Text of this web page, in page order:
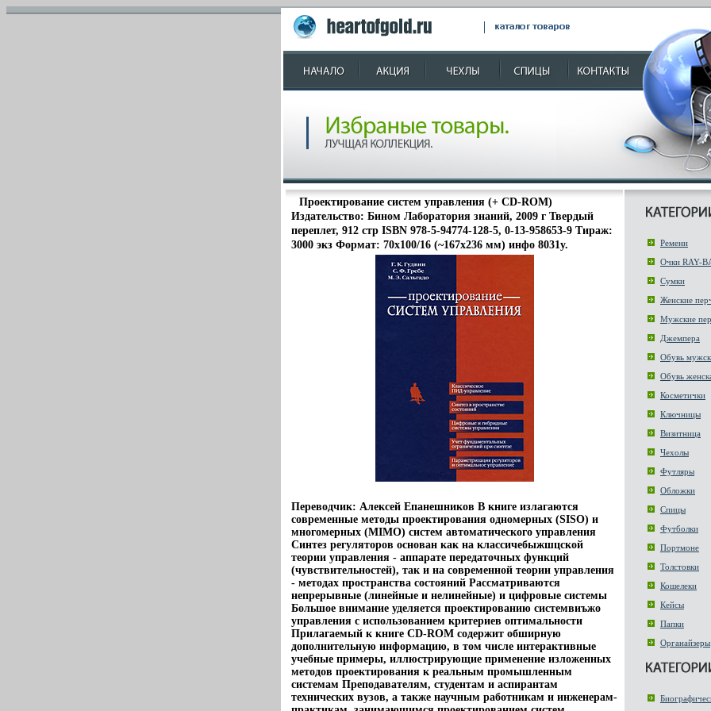
Проектирование систем управления (+ CD-ROM)
Издательство: Бином Лаборатория знаний, 2009 г Твердый
переплет, 912 стр ISBN 978-5-94774-128-5, 0-13-958653-9 Тираж:
3000 экз Формат: 70x100/16 (~167x236 мм) инфо 8031y.
Переводчик: Алексей Епанешников В книге излагаются
современные методы проектирования одномерных (SISO) и
многомерных (MIMO) систем автоматического управления
Синтез регуляторов основан как на классичебыжшцской
теории управления - аппарате передаточных функций
(чувствительностей), так и на современной теории управления
- методах пространства состояний Рассматриваются
непрерывные (линейные и нелинейные) и цифровые системы
Большое внимание уделяется проектированию системвиъжо
управления с использованием критериев оптимальности
Прилагаемый к книге CD-ROM содержит обширную
дополнительную информацию, в том числе интерактивные
учебные примеры, иллюстрирующие применение изложенных
методов проектирования к реальным промышленным
системам Преподавателям, студентам и аспирантам
технических вузов, а также научным работникам и инженерам-
Ремени
Очки RAY-
Сумки
Женские
Мужские
Джемпера
Обувь
Обувь
Косметички
Ключницы
Визитница
Чехолы
Футляры
Обложки
Спицы
Футболки
Портмоне
Толстовки
Кошелеки
Кейсы
Папки
Органайзеры